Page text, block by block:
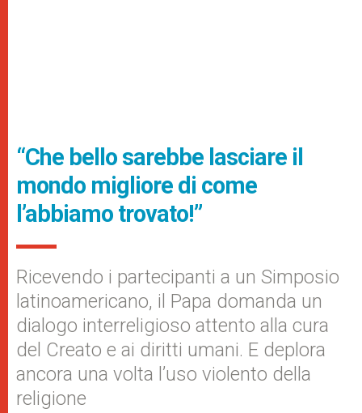
“Che bello sarebbe lasciare il
mondo migliore di come
l’abbiamo trovato!”
Ricevendo i partecipanti a un Simposio
latinoamericano, il Papa domanda un
dialogo interreligioso attento alla cura
del Creato e ai diritti umani. E deplora
ancora una volta l’uso violento della
religione